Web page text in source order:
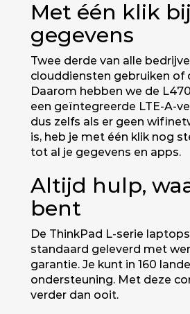
Met één klik
gegevens
Twee derde van alle
clouddiensten gebruiken of
Daarom hebben we de
een geïntegreerde LTE-A-
dus zelfs als er geen
is, heb je met één klik nog
tot al je gegevens en apps.
Altijd hulp,
bent
De ThinkPad L-serie
standaard geleverd met
garantie. Je kunt in 160
ondersteuning. Met deze
verder dan ooit.